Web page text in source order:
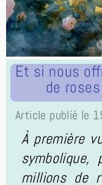
Et si nous
de
Article publié le
À première
millions de